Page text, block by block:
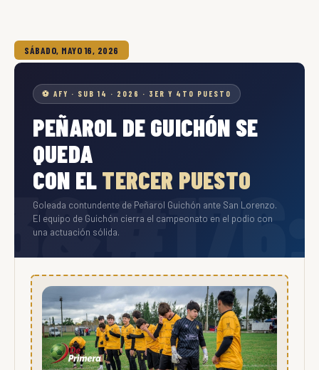
SÁBADO, MAYO 16, 2026
⚽ AFY · SUB 14 · 2026 · 3ER Y 4TO PUESTO
PEÑAROL DE GUICHÓN SE
QUEDA
CON ELTERCER PUESTO
Goleada contundente de Peñarol Guichón ante San Lorenzo.
El equipo de Guichón cierra el campeonato en el podio con
una actuación sólida.